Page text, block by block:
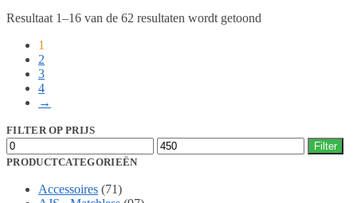
Resultaat 1–16 van de 62 resultaten wordt getoond
1
2
3
4
→
FILTER OP PRIJS
Min.
prijs
Max.
prijs
Filter
PRODUCTCATEGORIEËN
Accessoires (71)